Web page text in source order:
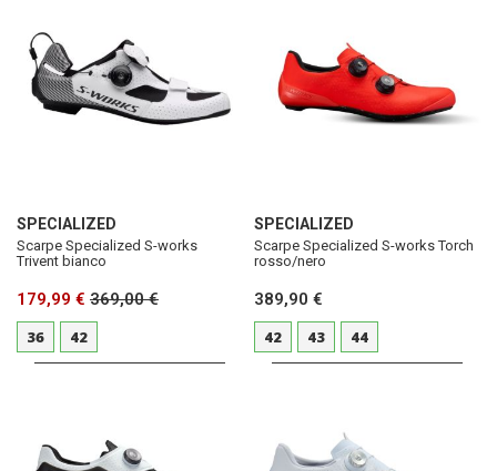
SPECIALIZED
Scarpe Specialized S-works
Trivent bianco
179,99 € 369,00 €
36
42
SPECIALIZED
Scarpe Specialized S-works Torch
rosso/nero
389,90 €
42
43 44